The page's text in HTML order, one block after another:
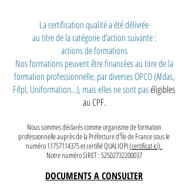
La certification qualité a été délivrée
au titre de la catégorie d’action suivante :
actions de formations
Nos formations peuvent être financées au titre de la
formation professionnelle, par diverses OPCO (Afdas,
Fifpl, Uniformation...), mais elles ne sont paséligibles
au CPF.
Nous sommes déclarés comme organisme de formation
professionnelle auprès de la Préfecture d'Île de France sous le
numéro11757114375et certifié QUALIOPI(certificat ici).
Notre numéro SIRET :52502732200037
DOCUMENTS A CONSULTER